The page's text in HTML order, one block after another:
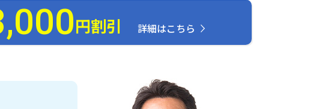
円割引 詳細はこちら